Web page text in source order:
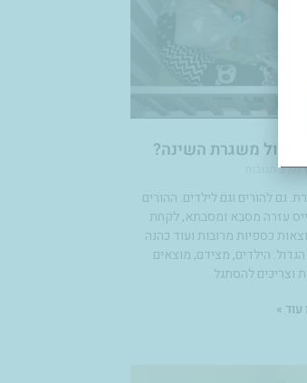
גדול משגרת השינה?
3 תגובות
גם להורים וגם לילדים. ההורים
עזרה מסבא ומסבתא, לקחת
כספיות מרובות ועוד כהנה
הילדים, מצידם, מוצאים
וצריכים להסתגל
»